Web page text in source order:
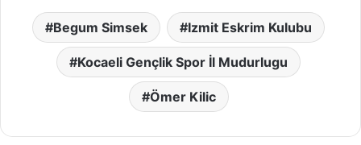
Begum Simsek Izmit Eskrim Kulubu
Kocaeli Gençlik Spor İl Mudurlugu
Ömer Kilic